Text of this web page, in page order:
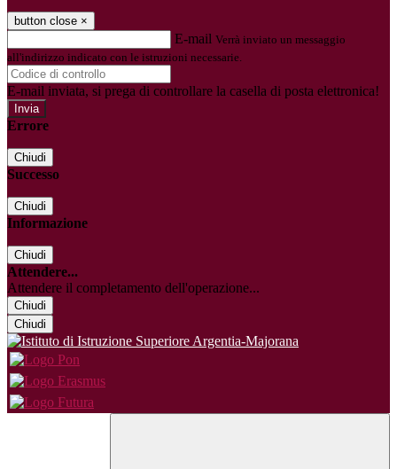
button close ×
E-mail Verrà inviato un messaggio
all'indirizzo indicato con le istruzioni necessarie.
E-mail inviata, si prega di controllare la casella di posta elettronica!
Errore
Chiudi
Successo
Chiudi
Informazione
Chiudi
Attendere...
Attendere il completamento dell'operazione...
Chiudi
Chiudi